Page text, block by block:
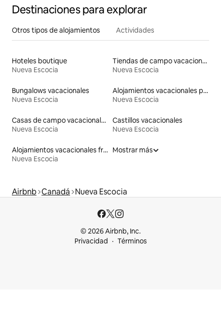
Destinaciones para explorar
Otros tipos de alojamientos Actividades
Hoteles boutique
Nueva Escocia
Tiendas de campo vacacionales
Nueva Escocia
Bungalows vacacionales
Nueva Escocia
Alojamientos vacacionales para familias
Nueva Escocia
Casas de campo vacacionales
Nueva Escocia
Castillos vacacionales
Nueva Escocia
Alojamientos vacacionales frente a la playa
Nueva Escocia
Mostrar más
Airbnb Canadá Nueva Escocia
© 2026 Airbnb, Inc.
Privacidad
Términos